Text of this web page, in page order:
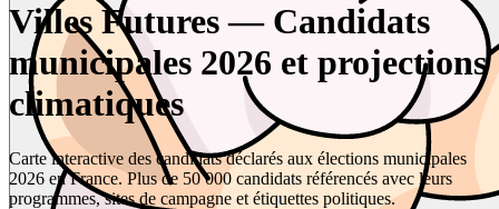
Villes Futures — Candidats
municipales 2026 et projections
climatiques
Carte interactive des candidats déclarés aux élections municipales
2026 en France. Plus de 50 000 candidats référencés avec leurs
programmes, sites de campagne et étiquettes politiques.